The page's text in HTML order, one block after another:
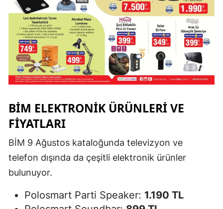
BİM ELEKTRONIK ÜRÜNLERI VE
FIYATLARI
BİM 9 Ağustos kataloğunda televizyon ve
telefon dışında da çeşitli elektronik ürünler
bulunuyor.
Polosmart Parti Speaker: 1.190 TL